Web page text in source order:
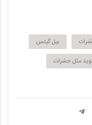
بیل گیتس
مثل حشرات